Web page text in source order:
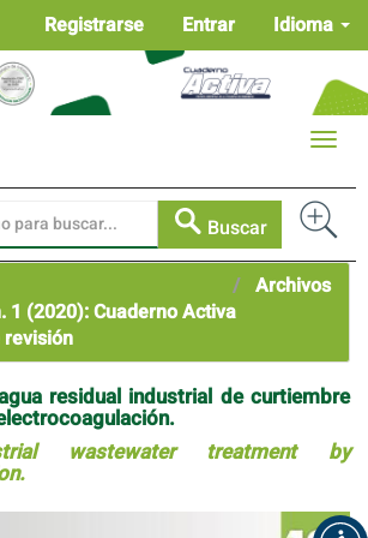
Idioma
Registrarse Entrar
Buscar
Toggle
Archivos
1 (2020): Cuaderno Activa
residual industrial de curtiembre
wastewater treatment by